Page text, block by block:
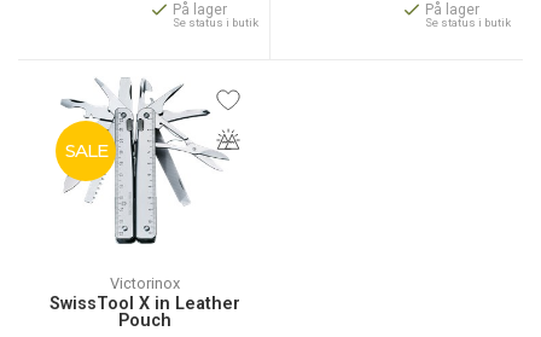
På lager
Se status i butik
På lager
Se status i butik
SALE
Victorinox
SwissTool X in Leather
Pouch